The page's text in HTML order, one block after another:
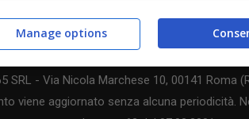
SRL - Via Nicola Marchese 10, 00141 Roma
viene aggiornato senza alcuna periodicità.
Manage options